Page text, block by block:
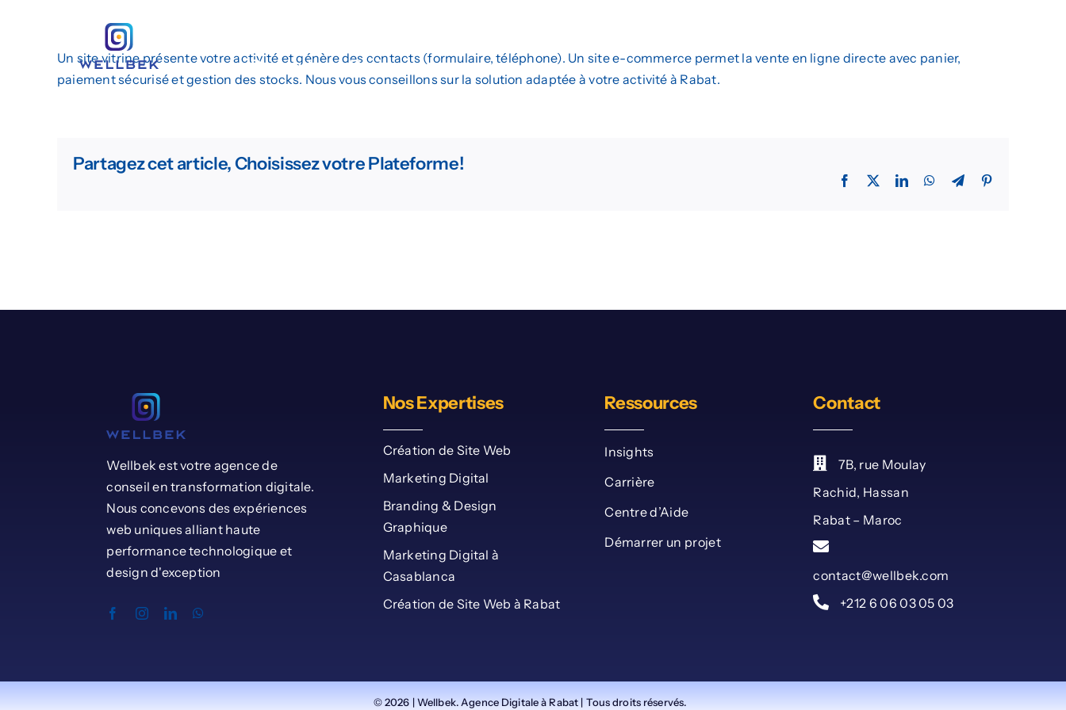
Demander un Devis
Un site vitrine présente votre activité et génère des contacts (formulaire, téléphone). Un site e-commerce permet la vente en ligne directe avec panier,
paiement sécurisé et gestion des stocks. Nous vous conseillons sur la solution adaptée à votre activité à Rabat.
Partagez cet article, Choisissez votre Plateforme!
Facebook LinkedInWhatsApp
Telegram
Wellbek est votre agence de
conseil en transformation digitale.
Nous concevons des expériences
web uniques alliant haute
performance technologique et
design d'exception
Nos Expertises
Création de Site Web
Marketing Digital
Branding & Design
Graphique
Marketing Digital à
Casablanca
Création de Site Web à Rabat
Ressources
Insights
Carrière
Centre d’Aide
Démarrer un projet
Contact
7B, rue Moulay
Rachid, Hassan
Rabat – Maroc
contact@wellbek.com
+212 6 06 03 05 03
© 2026 | Wellbek. Agence Digitale à Rabat | Tous droits réservés.